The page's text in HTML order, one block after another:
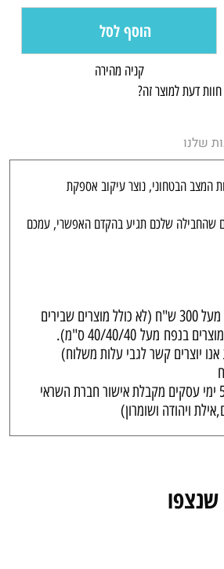
הוסף לסל
קניה מהירה
דעת למוצר זה?
שלנו
המצב הבטחוני, נוצר עיקוב אספקת
שהחבילה שלכם תגיע בהקדם האפשרי, עמכם
1. משלוח חינם בקניה מעל 300 ש"ח (לא כולל מוצרים שבירים
מעל
40/40/40 ס"מ).
יוצרים קשר לגבי עלות משלוח)
5. קבלת המשלוח עד 5 ימי עסקים מקבלת אישור חברת השראי
ויהודה ושומרון)
שנצפו